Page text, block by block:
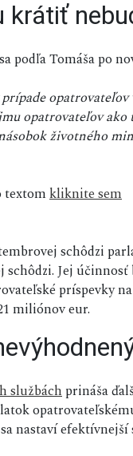
krátiť
podľa Tomáša po
opatrovateľov ako
životného
textomkliknite sem
schôdzi
Jej účinnosť
príspevky
miliónov eur.
službáchprináša
nastaví